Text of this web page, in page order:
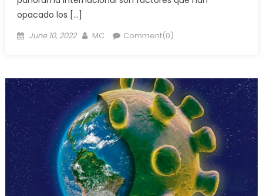
opacado los […]
Posted
June 10, 2022 Author
MC Comment(0)